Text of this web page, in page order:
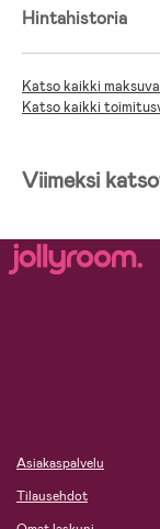
Hintahistoria
Katso kaikki
Katso kaikki
Viimeksi
Asiakaspalvelu
Tilausehdot